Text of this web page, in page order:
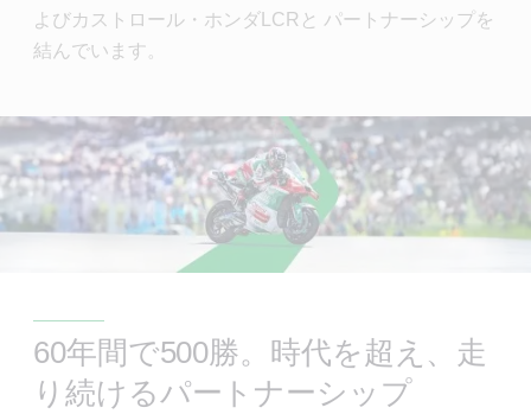
よびカストロール・ホンダLCRと パートナーシップを
結んでいます。
60年間で500勝。時代を超え、走
り続けるパートナーシップ